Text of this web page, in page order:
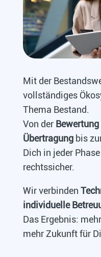
Mit der
vollständiges
Thema Bestand.
Von der Bewertung
Übertragungbis
Dich in jeder
rechtssicher.
Wir verbinden
individuelle
Das Ergebnis:
mehr Zukunft für